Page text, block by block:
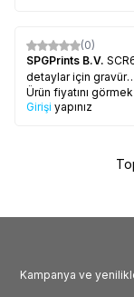
(0)
SPGPrints B.V.
detaylar için gravür
emülsiyonu, 5 kg'lık
Ürün fiyatını
Girişi yapınız
Kampanya ve